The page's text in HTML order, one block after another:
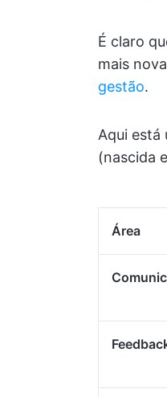
É claro
mais
gestão.
Aqui está
(nascida
Área